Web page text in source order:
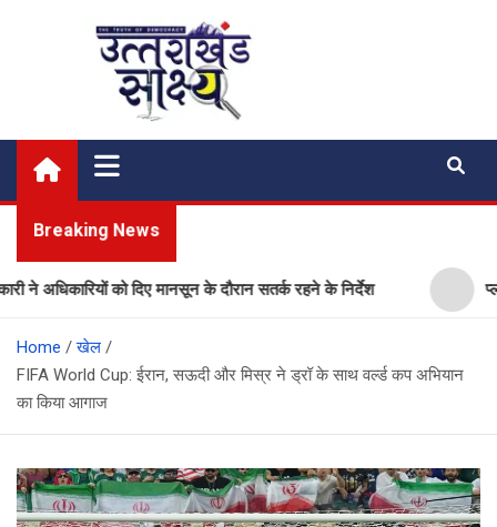
Uttarakhand Shakshya
My News Portal
Breaking News
को दिए मानसून के दौरान सतर्क रहने के निर्देश प्लास्टिक
Home
खेल
FIFA World Cup: ईरान, सऊदी और मिस्र ने ड्रॉ के साथ वर्ल्ड कप अभियान
का किया आगाज